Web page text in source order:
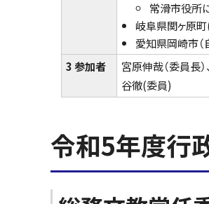
常滑市役所
岐阜県関ヶ原
愛知県岡崎市（
3 参加者
宮原伸哉（委員長
谷徹(委員)
令和5年度行